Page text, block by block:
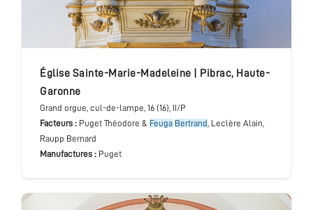
église Sainte-Marie-Madeleine Pibrac, Haute-
Garonne
Grand orgue, cul-de-lampe, 16 (16), II/P
Facteurs : Puget Théodore & Feuga Bertrand , Leclère Alain,
Raupp Bernard
Manufactures : Puget